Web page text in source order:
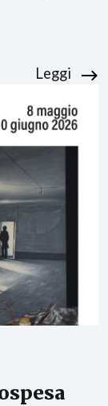
Leggi